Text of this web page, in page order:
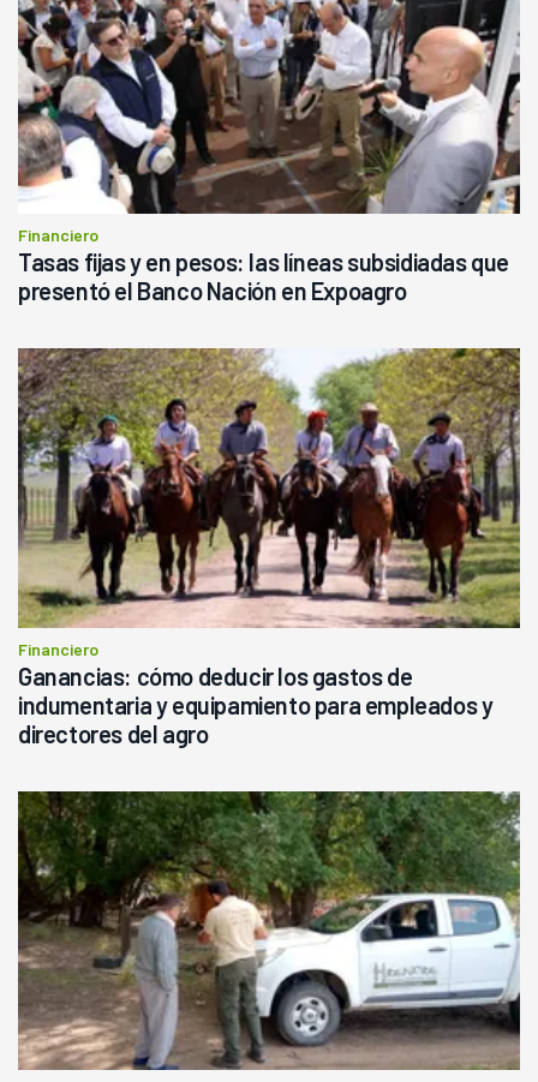
Financiero
Tasas fijas y en pesos: las líneas subsidiadas que
presentó el Banco Nación en Expoagro
Financiero
Ganancias: cómo deducir los gastos de
indumentaria y equipamiento para empleados y
directores del agro